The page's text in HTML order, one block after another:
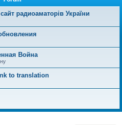
радиоаматорів України
Война
to translation